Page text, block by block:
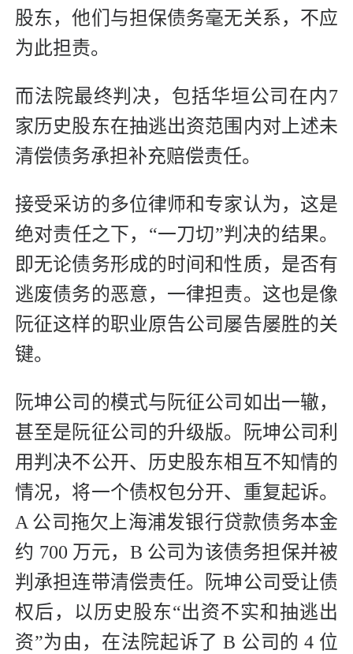
股东，他们与担保债务毫无关系，不应
为此担责。
而法院最终判决，包括华垣公司在内7
家历史股东在抽逃出资范围内对上述未
清偿债务承担补充赔偿责任。
接受采访的多位律师和专家认为，这是
绝对责任之下，“一刀切”判决的结果。
即无论债务形成的时间和性质，是否有
逃废债务的恶意，一律担责。这也是像
阮征这样的职业原告公司屡告屡胜的关
键。
阮坤公司的模式与阮征公司如出一辙，
甚至是阮征公司的升级版。阮坤公司利
用判决不公开、历史股东相互不知情的
情况，将一个债权包分开、重复起诉。
A 公司拖欠上海浦发银行贷款债务本金
约 700 万元，B 公司为该债务担保并被
判承担连带清偿责任。阮坤公司受让债
权后，以历史股东“出资不实和抽逃出
资”为由，在法院起诉了 B 公司的 4 位